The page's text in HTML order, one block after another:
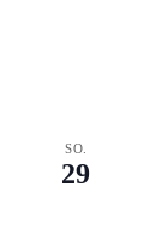
SO.
29